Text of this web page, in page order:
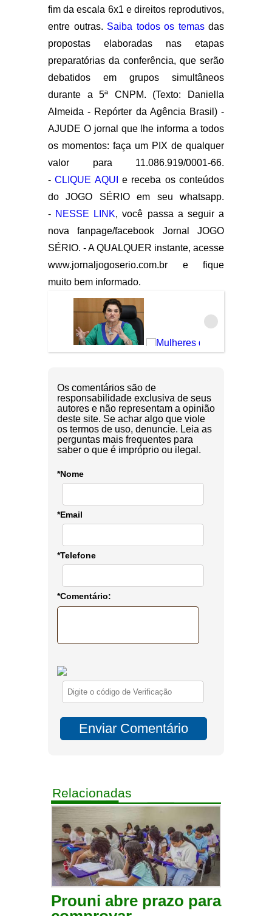
fim da escala 6x1 e direitos reprodutivos,
entre outras. Saiba todos os temasdas
propostas elaboradas nas etapas
preparatórias da conferência, que serão
debatidos em grupos simultâneos
durante a 5ª CNPM. (Texto:
Daniella
Almeida - Repórter da Agência Brasil) -
AJUDE O jornal que lhe informa a todos
os momentos: faça um PIX de qualquer
valor para 11.086.919/0001-66.
-CLIQUE AQUI
e receba os conteúdos
do JOGO SÉRIO em seu whatsapp.
- NESSE LINK, você passa a seguir a
nova fanpage/facebook Jornal JOGO
SÉRIO. - A QUALQUER instante, acesse
www.jornaljogoserio.com.br e fique
muito bem informado.
Os comentários são de
responsabilidade exclusiva de seus
autores e não representam a opinião
deste site. Se achar algo que viole
os termos de uso, denuncie. Leia as
perguntas mais frequentes para
saber o que é impróprio ou ilegal.
*Nome
*Email
*Telefone
*Comentário:
Relacionadas
Prouni abre prazo para